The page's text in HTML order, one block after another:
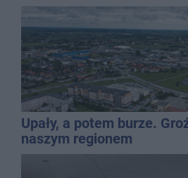
Upały, a potem burze.
naszym regionem